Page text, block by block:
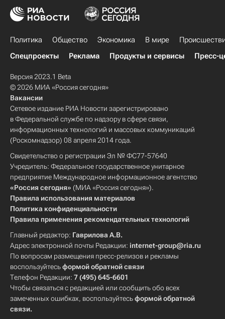
Политика Общество Экономика В мире
Спецпроекты
Реклама Продукты и сервисы Пресс-
Версия 2023.1 Beta
© 2026 МИА «Россия сегодня»
Вакансии
Сетевое издание РИА Новости зарегистрировано
в Федеральной службе по надзору в сфере связи,
информационных технологий и массовых коммуникаций
(Роскомнадзор) 08 апреля 2014 года.
Свидетельство о регистрации Эл № ФС77-57640
Учредитель: Федеральное государственное унитарное
предприятие Международное информационное агентство
«Россия сегодня» (МИА «Россия сегодня»).
Правила использования материалов
Политика конфиденциальности
Правила применения рекомендательных технологий
Главный редактор: Гаврилова А.В.
Адрес электронной почты Редакции: internet-group@ria.ru
По вопросам размещения пресс-релизов и рекламы
воспользуйтесьформой обратной связи
Телефон Редакции: 7 (495) 645-6601
Чтобы связаться с редакцией или сообщить обо всех
замеченных ошибках, воспользуйтесьформой обратной
связи.